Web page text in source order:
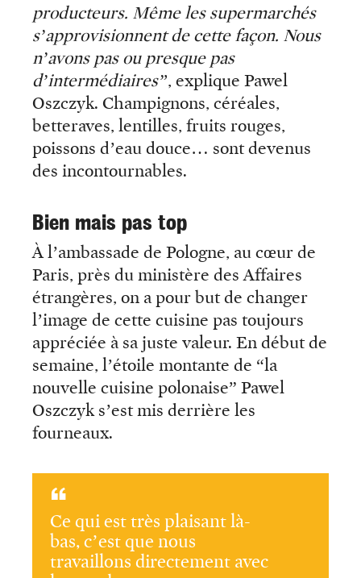
producteurs. Même les supermarchés
s’approvisionnent de cette façon. Nous
n’avons pas ou presque pas
d’intermédiaires”, explique Pawel
Oszczyk. Champignons, céréales,
betteraves, lentilles, fruits rouges,
poissons d’eau douce… sont devenus
des incontournables.
Bien mais pas top
À l’ambassade de Pologne, au cœur de
Paris, près du ministère des Affaires
étrangères, on a pour but de changer
l’image de cette cuisine pas toujours
appréciée à sa juste valeur. En début de
semaine, l’étoile montante de “la
nouvelle cuisine polonaise” Pawel
Oszczyk s’est mis derrière les
fourneaux.
Ce qui est très plaisant là-
bas, c’est que nous
travaillons directement avec